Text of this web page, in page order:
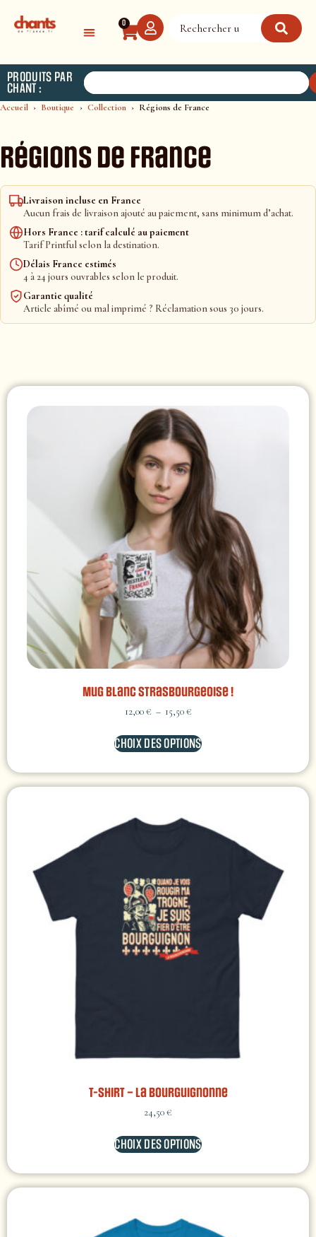
0
PRODUITS PAR
CHANT :
Accueil Boutique Collection Régions de France
Régions de France
Livraison incluse en France
Aucun frais de livraison ajouté au paiement, sans minimum d’achat.
Hors France : tarif calculé au paiement
Tarif Printful selon la destination.
Délais France estimés
4 à 24 jours ouvrables selon le produit.
Garantie qualité
Article abîmé ou mal imprimé ? Réclamation sous 30 jours.
Mug Blanc Strasbourgeoise !
12,00€ – 15,50€
CHOIX DES OPTIONS
T-shirt – La Bourguignonne
24,50€
CHOIX DES OPTIONS